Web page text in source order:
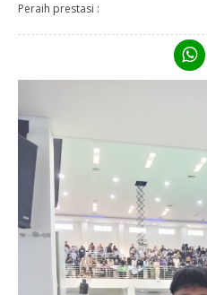
Peraih prestasi :